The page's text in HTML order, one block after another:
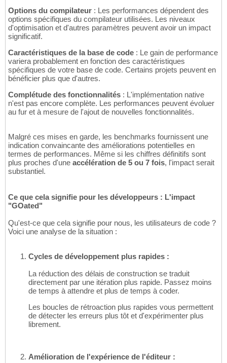
Options du compilateur : Les performances dépendent des
options spécifiques du compilateur utilisées. Les niveaux
d'optimisation et d'autres paramètres peuvent avoir un impact
significatif.
Caractéristiques de la base de code : Le gain de performance
variera probablement en fonction des caractéristiques
spécifiques de votre base de code. Certains projets peuvent en
bénéficier plus que d'autres.
Complétude des fonctionnalités : L'implémentation native
n'est pas encore complète. Les performances peuvent évoluer
au fur et à mesure de l'ajout de nouvelles fonctionnalités.
Malgré ces mises en garde, les benchmarks fournissent une
indication convaincante des améliorations potentielles en
termes de performances. Même si les chiffres définitifs sont
plus proches d'une accélération de 5 ou 7 fois, l'impact serait
substantiel.
Ce que cela signifie pour les développeurs : L'impact
"GOated"
Qu'est-ce que cela signifie pour nous, les utilisateurs de code ?
Voici une analyse de la situation :
Cycles de développement plus rapides :
La réduction des délais de construction se traduit
directement par une itération plus rapide. Passez moins
de temps à attendre et plus de temps à coder.
Les boucles de rétroaction plus rapides vous permettent
de détecter les erreurs plus tôt et d'expérimenter plus
librement.
Amélioration de l'expérience de l'éditeur :